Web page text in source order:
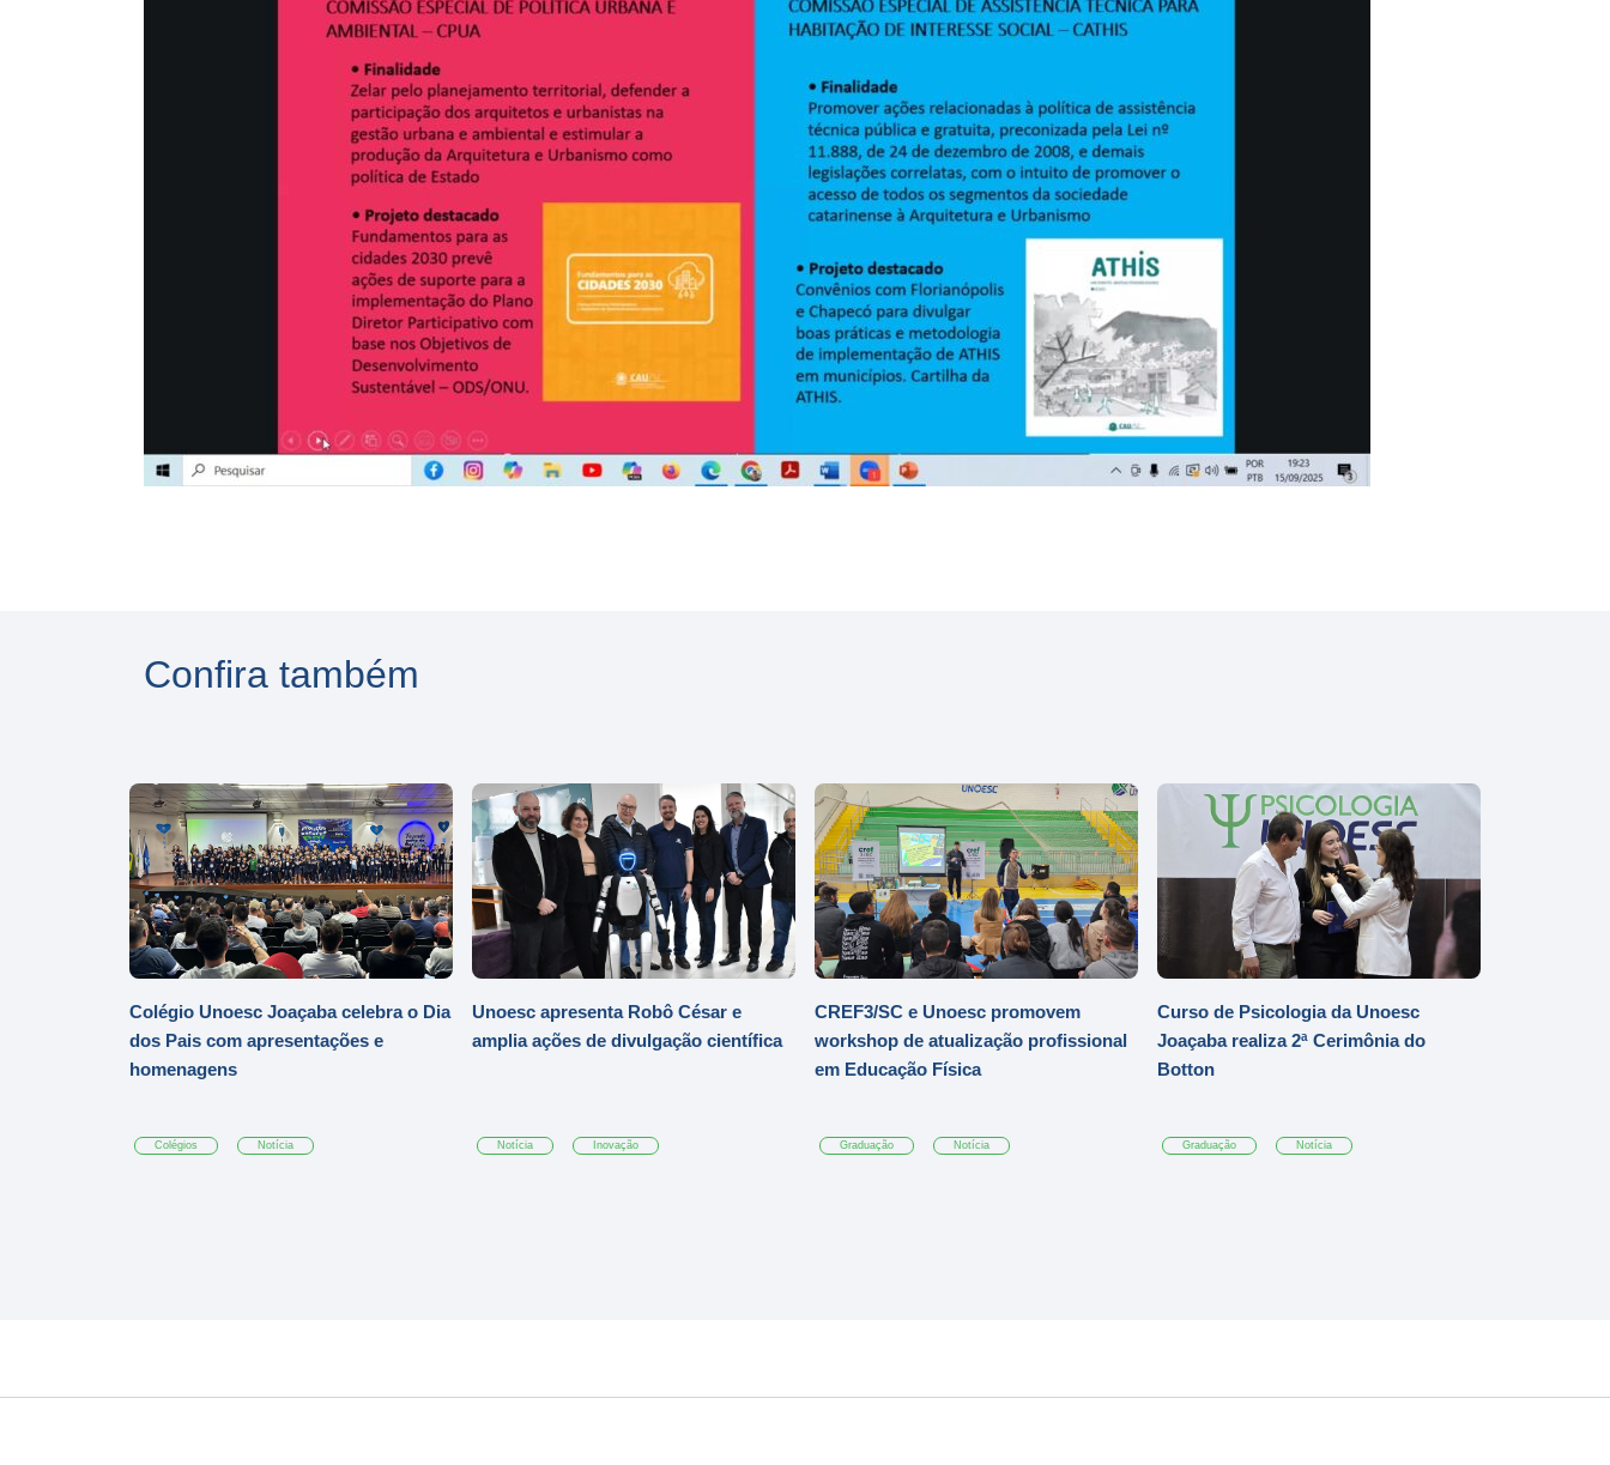
Confira também
Colégio Unoesc Joaçaba celebra o Dia
dos Pais com apresentações e
homenagens
Colégios Notícia
Unoesc apresenta Robô César e
amplia ações de divulgação científica
Notícia Inovação
CREF3/SC e Unoesc promovem
workshop de atualização profissional
em Educação Física
Graduação Notícia
Curso de Psicologia da Unoesc
Joaçaba realiza 2ª Cerimônia do
Botton
Graduação Notícia